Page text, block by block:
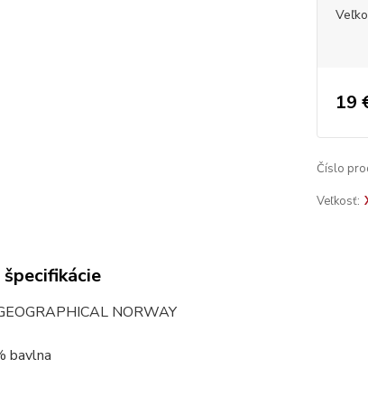
19
Číslo
Veľkosť:
NORWAY
bavlna